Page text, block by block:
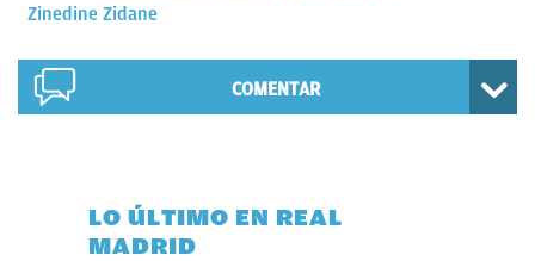
Zinedine Zidane
COMENTAR
LO ÚLTIMO EN REAL
MADRID